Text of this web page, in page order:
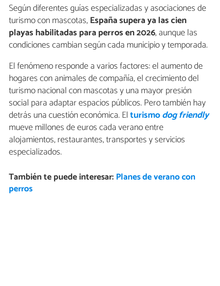
Según diferentes guías especializadas y asociaciones de
turismo con mascotas,España supera ya las cien
playas habilitadas para perros en 2026, aunque las
condiciones cambian según cada municipio y temporada.
El fenómeno responde a varios factores: el aumento de
hogares con animales de compañía, el crecimiento del
turismo nacional con mascotas y una mayor presión
social para adaptar espacios públicos. Pero también hay
detrás una cuestión económica. Elturismodog friendly
mueve millones de euros cada verano entre
alojamientos, restaurantes, transportes y servicios
especializados.
También te puede interesar: Planes de verano con
perros